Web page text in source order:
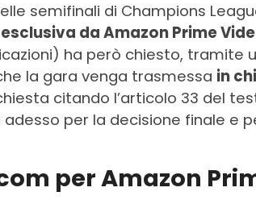
semifinali di Champions
da Amazon Prime
ha però chiesto, tramite
la gara venga trasmessa in
citando l’articolo 33 del
adesso per la decisione finale e
per Amazon